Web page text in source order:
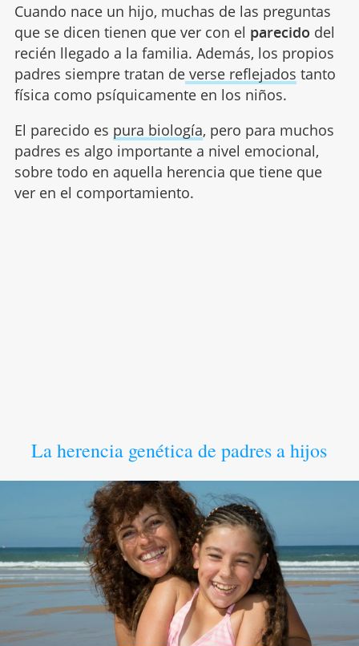
Cuando nace un hijo, muchas de las preguntas
que se dicen tienen que ver con el parecido del
recién llegado a la familia. Además, los propios
padres siempre tratan deverse reflejados tanto
física como psíquicamente en los niños.
El parecido es pura biología, pero para muchos
padres es algo importante a nivel emocional,
sobre todo en aquella herencia que tiene que
ver en el comportamiento.
La herencia genética de padres a hijos